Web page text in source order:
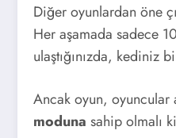
Diğer oyunlardan öne
Her aşamada sadece
ulaştığınızda, kediniz
Ancak oyun, oyuncular
moduna sahip olmalı